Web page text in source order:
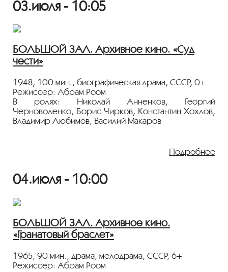
руки. Уже совсем скоро наступит День Победы.
Показ пройдёт с плёнки 35 мм из коллекции
Госфильмофонда России.
Лента представлена в рамках программы
«ПЕРСОНА. Абрам Роом»
03.июля - 10:05
БОЛЬШОЙ ЗАЛ. Архивное кино. «Суд
чести»
1948, 100 мин., биографическая драма, СССР, 0+
Режиссер: Абрам Роом
В ролях: Николай Анненков, Георгий
Черноволенко, Борис Чирков, Константин Хохлов,
Владимир Любимов, Василий Макаров
коллегой Лосевым находится на пути
к завершению научной работы, имеющей
Добротворского академик Верейский узнает
об этой работе попали в руки американцев.
Производственная драма на тему «дела врачей»,
награжденная Сталинской премией.
Показ пройдёт с плёнки 35 мм из коллекции
Лента представлена в рамках программы
Подробнее
04.июля - 10:00
БОЛЬШОЙ ЗАЛ. Архивное кино.
«Гранатовый браслет»
1965, 90 мин., драма, мелодрама, СССР, 6+
Режиссер: Абрам Роом